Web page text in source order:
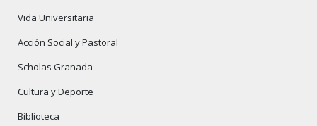
Vida Universitaria
Acción Social y Pastoral
Scholas Granada
Cultura y Deporte
Biblioteca